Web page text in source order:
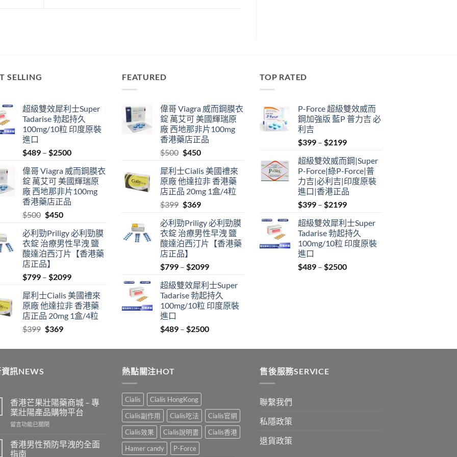
SELLING
超級雙效犀利士Super
Tadarise 勃起持久
100mg/10粒 印度原裝
進口
$489 – $2500Price
$489
through
$2500
偉哥 Viagra 威而鋼膜衣
錠 萬艾可 美國輝瑞原
廠 西地那非片100mg
香港藥店正品
$500 Original
was:
$500.
$450Current
is:
$450.
必利勁Priligy 必利勁膜
衣錠 治療男性早洩 鹽
酸達泊西汀片【香港藥
店正品】
$799 – $2099Price
$799
through
$2099
犀利士Cialis 美國禮來
原廠 他達拉非 香港藥
店正品 20mg 1盒/4粒
$399 Original
was:
$369Current
is:
FEATURED
偉哥 Viagra 威而鋼膜衣
錠 萬艾可 美國輝瑞原
廠 西地那非片100mg
香港藥店正品
$500 Original
was:
$500.
$450Current
is:
$450.
犀利士Cialis 美國禮來
原廠 他達拉非 香港藥
店正品 20mg 1盒/4粒
$399 Original
was:
$399.
$369Current
is:
$369.
必利勁Priligy 必利勁膜
衣錠 治療男性早洩 鹽
酸達泊西汀片【香港藥
店正品】
$799 – $2099Price
$799
through
$2099
超級雙效犀利士Super
Tadarise 勃起持久
100mg/10粒 印度原裝
進口
$489 – $2500Price
$489
TOP RATED
P-Force 超級雙效威而
鋼加強版 藍P 普力吉 必
利吉
$399 – $2199Price
$399
through
$2199
超級雙效威而鋼|Super
P-Force|綠P-Force|普
力吉|必利吉|印度原裝
進口|香港正品
$399 – $2199Price
$399
through
$2199
超級雙效犀利士Super
Tadarise 勃起持久
100mg/10粒 印度原裝
進口
$489 – $2500Price
訊NEWS
香港芒果壯陽藥商城 – 專
業壯陽產品購物平台
在
港
芒
留言功能已關閉
香港男性預防早洩的全面
指南
熱點關注HOT
Cialis
Cialis HongKong
Cialis副作用
Cialis吃法
Cialis官網
Cialis效果
Cialis說明書
Cialis香港
Hamer candy
P-Force
售後服務SERVICE
聯繫我們
私隱政策
退貨政策